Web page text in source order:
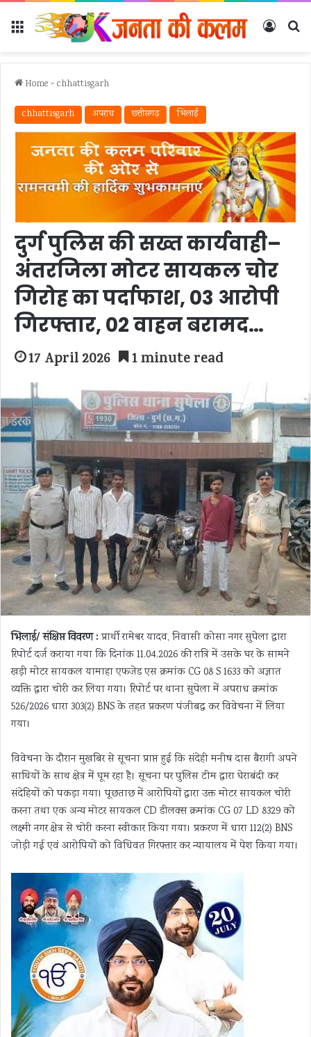
Menu Log In
Home > chhattisgarh
chhattisgarh अपराध छत्तीसगढ़ भिलाई
दुर्ग पुलिस की सख्त कार्यवाही–
अंतरजिला मोटर सायकल चोर
गिरोह का पर्दाफाश, 03 आरोपी
गिरफ्तार, 02 वाहन बरामद…
17 April 2026 1 minute read
भिलाई/ संक्षिप्त विवरण :प्रार्थी रामेश्वर यादव, निवासी कोसा नगर सुपेला द्वारा
रिपोर्ट दर्ज कराया गया कि दिनांक 11.04.2026 की रात्रि में उसके घर के सामने
खड़ी मोटर सायकल यामाहा एफजेड एस क्रमांक CG 08 S 1633 को अज्ञात
व्यक्ति द्वारा चोरी कर लिया गया। रिपोर्ट पर थाना सुपेला में अपराध क्रमांक
526/2026 धारा 303(2) BNS के तहत प्रकरण पंजीबद्ध कर विवेचना में लिया
गया।
विवेचना के दौरान मुखबिर से सूचना प्राप्त हुई कि संदेही मनीष दास बैरागी अपने
साथियों के साथ क्षेत्र में घूम रहा है। सूचना पर पुलिस टीम द्वारा घेराबंदी कर
संदेहियों को पकड़ा गया। पूछताछ में आरोपियों द्वारा उक्त मोटर सायकल चोरी
करना तथा एक अन्य मोटर सायकल CD डीलक्स क्रमांक CG 07 LD 8329 को
लक्ष्मी नगर क्षेत्र से चोरी करना स्वीकार किया गया। प्रकरण में धारा 112(2) BNS
जोड़ी गई एवं आरोपियों को विधिवत गिरफ्तार कर न्यायालय में पेश किया गया।